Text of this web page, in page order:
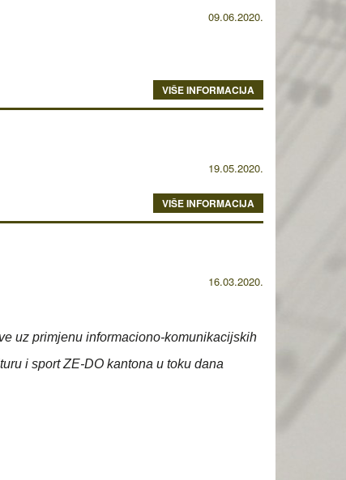
09.06.2020.
VIŠE INFORMACIJA
19.05.2020.
VIŠE INFORMACIJA
16.03.2020.
uz primjenu informaciono-komunikacijskih
i sport ZE-DO kantona u toku dana